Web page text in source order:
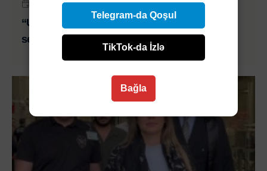
2 AVQ 2026 | 16:30
“Uzak Şehir”ə sürpriz transfer: Alyanın ilk
sevgisi geri qayıdır - FOTO
Telegram-da Qoşul
TikTok-da İzlə
Bağla